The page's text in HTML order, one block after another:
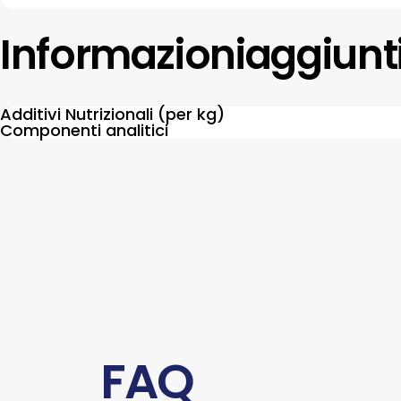
Informazioni
Additivi Nutrizionali (per kg)
Componenti analitici
FAQ